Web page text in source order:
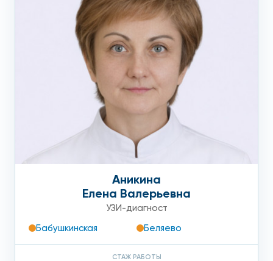
Аникина
Елена Валерьевна
УЗИ-диагност
Бабушкинская
Беляево
СТАЖ РАБОТЫ